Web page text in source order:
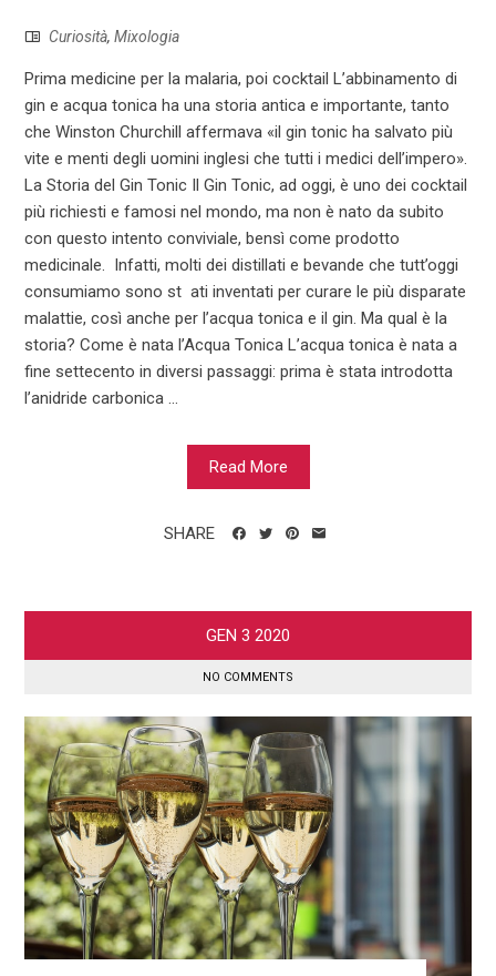
Curiosità,Mixologia
Prima medicine per la malaria, poi cocktail L’abbinamento di
gin e acqua tonica ha una storia antica e importante, tanto
che Winston Churchill affermava «il gin tonic ha salvato più
vite e menti degli uomini inglesi che tutti i medici dell’impero».
La Storia del Gin Tonic Il Gin Tonic, ad oggi, è uno dei cocktail
più richiesti e famosi nel mondo, ma non è nato da subito
con questo intento conviviale, bensì come prodotto
medicinale. Infatti, molti dei distillati e bevande che tutt’oggi
consumiamo sono st ati inventati per curare le più disparate
malattie, così anche per l’acqua tonica e il gin. Ma qual è la
storia? Come è nata l’Acqua Tonica L’acqua tonica è nata a
fine settecento in diversi passaggi: prima è stata introdotta
l’anidride carbonica ...
Read More
SHARE
GEN 3 2020
NO COMMENTS